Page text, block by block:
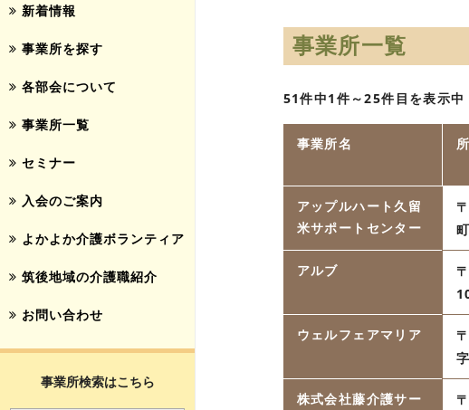
新着情報
事業所を探す
各部会について
事業所一覧
セミナー
入会のご案内
よかよか介護ボランティア
筑後地域の介護職紹介
お問い合わせ
事業所検索はこちら
事業所一覧
51件中1件～25件目を表示中
事業所名
アップルハート久留
米サポートセンター
アルブ
ウェルフェアマリア
株式会社藤介護サー